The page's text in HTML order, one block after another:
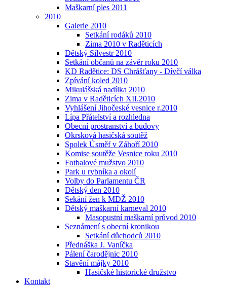
Maškarní ples 2011
2010
Galerie 2010
Setkání rodáků 2010
Zima 2010 v Raděticích
Dětský Silvestr 2010
Setkání občanů na závěr roku 2010
KD Radětice: DS Chrášťany - Dívčí válka
Zpívání koled 2010
Mikulášská nadílka 2010
Zima v Raděticích XII.2010
Vyhlášení Jihočeské vesnice r.2010
Lípa Přátelství a rozhledna
Obecní prostranství a budovy
Okrsková hasičská soutěž
Spolek Úsměf v Záhoří 2010
Komise soutěže Vesnice roku 2010
Fotbalové mužstvo 2010
Park u rybníka a okolí
Volby do Parlamentu ČR
Dětský den 2010
Sekání žen k MDŽ 2010
Dětský maškarní karneval 2010
Masopustní maškarní průvod 2010
Seznámení s obecní kronikou
Setkání důchodců 2010
Přednáška J. Vaníčka
Pálení čarodějnic 2010
Stavění májky 2010
Hasičské historické družstvo
Kontakt